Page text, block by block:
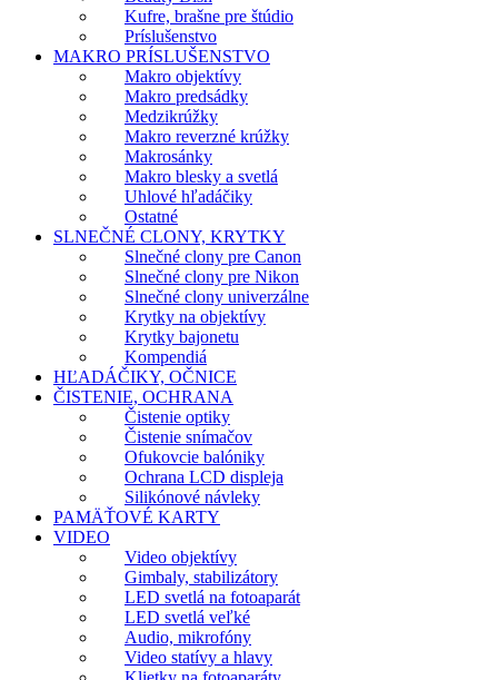
Kufre, brašne pre štúdio
Príslušenstvo
MAKRO PRÍSLUŠENSTVO
Makro objektívy
Makro predsádky
Medzikrúžky
Makro reverzné krúžky
Makrosánky
Makro blesky a svetlá
Uhlové hľadáčiky
Ostatné
SLNEČNÉ CLONY, KRYTKY
Slnečné clony pre Canon
Slnečné clony pre Nikon
Slnečné clony univerzálne
Krytky na objektívy
Krytky bajonetu
Kompendiá
HĽADÁČIKY, OČNICE
ČISTENIE, OCHRANA
Čistenie optiky
Čistenie snímačov
Ofukovcie balóniky
Ochrana LCD displeja
Silikónové návleky
PAMÄŤOVÉ KARTY
VIDEO
Video objektívy
Gimbaly, stabilizátory
LED svetlá na fotoaparát
LED svetlá veľké
Audio, mikrofóny
Video statívy a hlavy